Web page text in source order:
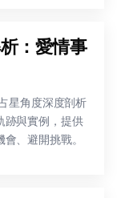
：愛情事
星角度深度剖析
跡與實例，提供
、避開挑戰。